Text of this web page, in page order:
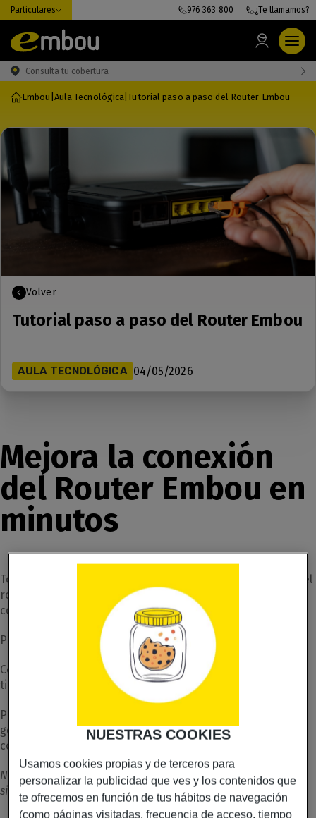
Particulares
Consulta tu cobertura
976 363 800 ¿Te llamamos?
Embou Aula Tecnológica |Tutorial paso a paso del Router Embou
Volver
Tutorial paso a paso del Router Embou
AULA TECNOLÓGICA 04/05/2026
Mejora la conexión
del Router Embou en
minutos
Todos hemos estado ahí: el WiFi que de repente va lento, el
router con las luces parpadeando, o el móvil que no se
conecta sin saber por qué.
Pero no siempre hace falta llamar al técnico.
Con un par de pasos sencillos, la mayoría de estas cosas
tienen solución desde casa.
Por eso hemos preparado estas guías: para que puedas
gestionar tú mismo turouter Embou, sin tecnicismos ni
complicaciones.
Nota: estos tutoriales están pensados para casos comunes,
sin tecnicismos.
NUESTRAS COOKIES
Usamos cookies propias y de terceros para
personalizar la publicidad que ves y los contenidos que
te ofrecemos en función de tus hábitos de navegación
(como páginas visitadas, frecuencia de acceso, tiempo